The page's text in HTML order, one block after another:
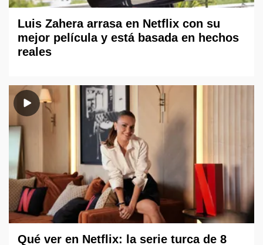
Luis Zahera arrasa en Netflix con su
mejor película y está basada en hechos
reales
Qué ver en Netflix: la serie turca de 8